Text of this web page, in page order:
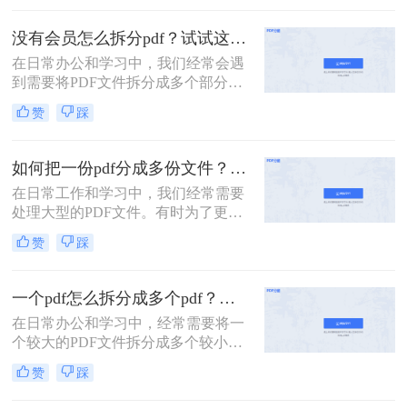
常有用的。那么一个pdf怎么拆分成好
几个呢？本文将详细介绍两种常见的
PDF拆分方法。
没有会员怎么拆分pdf？试试这二种拆分方法！
在日常办公和学习中，我们经常会遇
到需要将PDF文件拆分成多个部分的
情况。然而，许多PDF处理工具都需
要会员权限才能使用拆分功能。那么
两种无需会员权限即可拆分PDF的方
法，帮助您轻松应对这一需求。
赞 踩
如何把一份pdf分成多份文件？这3种拆分小妙招了解下！
在日常工作和学习中，我们经常需要
处理大型的PDF文件。有时为了更便
于查阅或分享，我们可能需要将这些
文件拆分成多个小部分。那么如何把
三种高效的PDF文件拆分方法，帮助
您轻松完成文件拆分任务。
赞 踩
一个pdf怎么拆分成多个pdf？教你3招轻松拆分！
在日常办公和学习中，经常需要将一
个较大的PDF文件拆分成多个较小的
PDF文件，以便于分享、管理或打
印。那么一个pdf怎么拆分成多个pdf
赞 踩